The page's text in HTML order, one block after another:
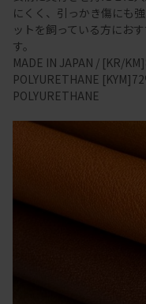
にくく、引っかき傷にも
ットを飼っている方にお
す。
MADE IN JAPAN / [KR/
POLYURETHANE
POLYURETHANE